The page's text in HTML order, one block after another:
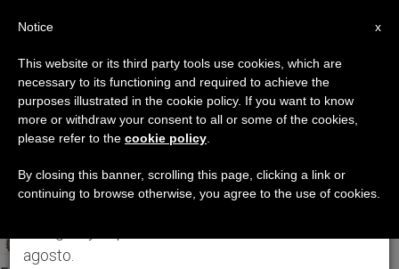
ETIQUETA
Posts Tagged ‘fray
Francesco Patton’
ÚLTIMAS NOTICIAS
×
Aviso importante
Del 27 de julio al 7 de agosto haremos la pausa
anual, aprovechando que en el periodo de verano
se generan menos informaciones y también el
agosto.
x
Notice
This website or its third party tools use cookies, which are
necessary to its functioning and required to achieve the
purposes illustrated in the cookie policy. If you want to know
more or withdraw your consent to all or some of the cookies,
please refer to the cookie policy
By closing this banner, scrolling this page, clicking a link or
continuing to browse otherwise, you agree to the use of cookies.